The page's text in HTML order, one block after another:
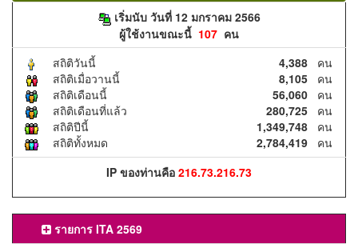
เริ่มนับ วันที่ 12 มกราคม 2566
ผู้ใช้งานขณะนี้ 107 คน
สถิติวันนี้
4,388 คน
สถิติเมื่อวานนี้
8,105 คน
สถิติเดือนนี้
56,060 คน
สถิติเดือนที่แล้ว
280,725 คน
สถิติปีนี้
1,349,748 คน
สถิติทั้งหมด
2,784,419 คน
IP ของท่านคือ 216.73.216.73
รายการ ITA 2569